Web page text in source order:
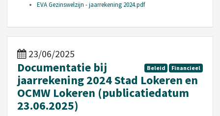
EVA Gezinswelzijn - jaarrekening 2024.pdf
23/06/2025
Beleid Financieel
Documentatie bij
jaarrekening 2024 Stad Lokeren en
OCMW Lokeren (publicatiedatum
23.06.2025)